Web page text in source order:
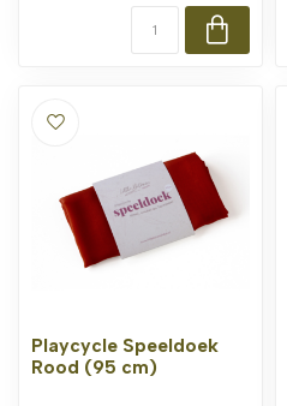
Playcycle Speeldoek
Rood (95 cm)